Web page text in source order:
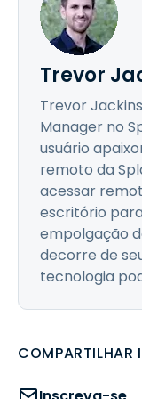
Trevor
Trevor
Manager no
usuário
remoto da
acessar
escritório
empolgação
decorre de
tecnologia
COMPARTILHAR